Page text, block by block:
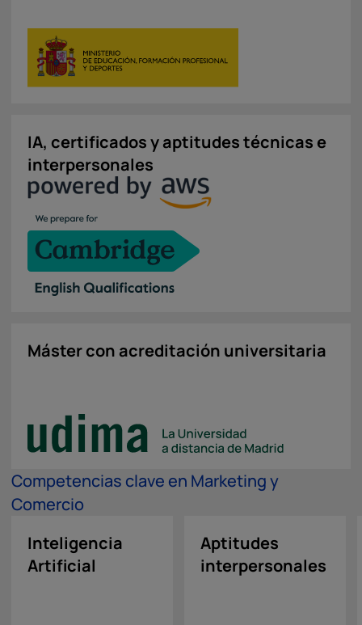
IA, certificados y aptitudes técnicas e
interpersonales
Máster con acreditación universitaria
Competencias clave en Marketing y
Comercio
Inteligencia
Artificial
Aptitudes
interpersonales